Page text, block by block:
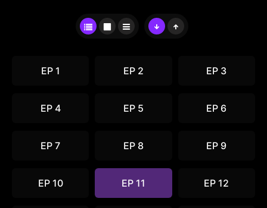
EP 1 EP 2 EP 3
EP 4 EP 5 EP 6
EP 7 EP 8 EP 9
EP 10 EP 11 EP 12